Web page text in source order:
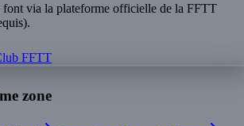
font via la plateforme officielle de la FFTT
FFTT
zone